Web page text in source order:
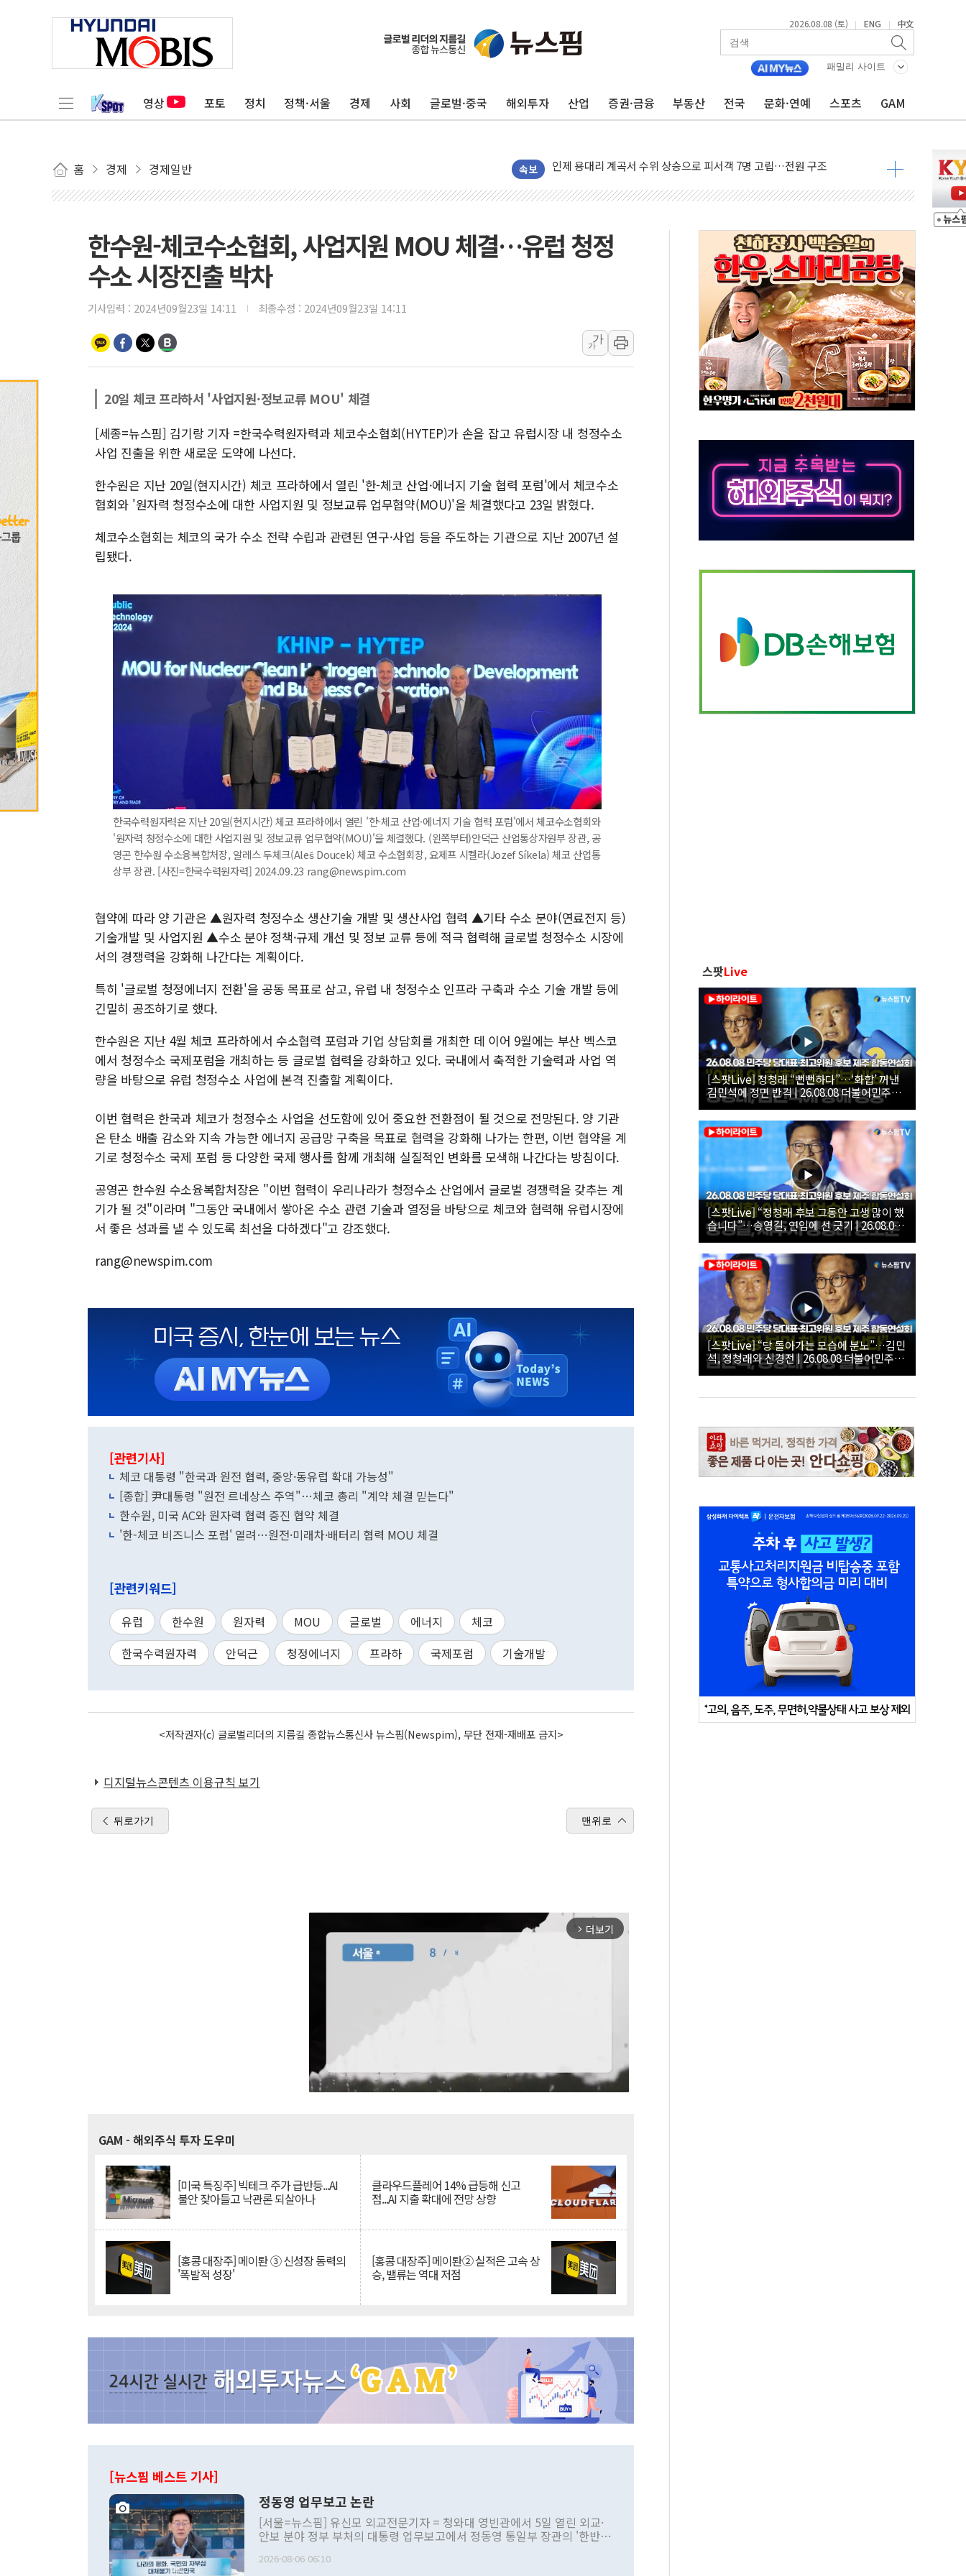
2026.08.08 (토) | ENG | 中文
패밀리 사이트
영상 포토 정치 정책·서울 경제 사회 글로벌·중국 해외투자 산업 증권·금융 부동산 전국 문화·연예 스포츠 GAM
홈 경제 경제일반 속보
'화합' 꺼낸 김민석에 '뻔뻔' 받아친 정청래…제주 연설서 신경전 고조
李대통령, ISA 개편 재검토 지시…與 "적극 환영"·野 "졸속 국정"
연일 폭염에 온열질환 사망 23명…정부, 비상대응기구 가동
中 전방위 아파트 부양, 수도 베이징도 부동산 규제 철폐
동해시, 11~14일 '별똥별 멍' 운영…페르세우스 유성우 관측
강원 중·남부 동해안 시간당 50mm 이상 폭우…호우경보 발효
폭염에 車 운전면허 기능시험 오전 집중 편성…체감온도 38도 넘으면 중단
李대통령, 'ISA·주가누르기 방지법' 전면 재검토 지시
'호우 특보' 경북 울진 시간당 20~30mm 강한 비...가뭄 해소될 듯
주말 무더위·열대야 지속…내륙 곳곳 소나기
오세훈 "용산공원 주택 검토, 민주당 스스로 원칙 뒤집는 것"
충북 주말 무더위 지속…청주·진천 35도, 곳곳 소나기
10월 보완수사권 폐지·공소청 출범…피해자들 '범죄 사각지대' 우려
한상협, 업계 개인정보 보안 새판 짠다…'자율규제단체' 타진
민주당, 오늘 제주·인천 경선 발표...김민석 '재역전' vs 정청래 '격차 확대'
뉴욕증시, 고용 쇼크에 금리 인상 우려 후퇴…S&P500 최고치
한수원-체코수소협회, 사업지원 MOU 체결…유럽 청정
수소 시장진출 박차
기사입력 : 2024년09월23일 14:11 최종수정 : 2024년09월23일 14:11
가
가
20일 체코 프라하서 '사업지원·정보교류 MOU' 체결
[세종=뉴스핌] 김기랑 기자 =한국수력원자력과 체코수소협회(HYTEP)가 손을 잡고 유럽시장 내 청정수소
사업 진출을 위한 새로운 도약에 나선다.
한수원은 지난 20일(현지시간) 체코 프라하에서 열린 '한-체코 산업·에너지 기술 협력 포럼'에서 체코수소
협회와 '원자력 청정수소에 대한 사업지원 및 정보교류 업무협약(MOU)'을 체결했다고 23일 밝혔다.
체코수소협회는 체코의 국가 수소 전략 수립과 관련된 연구·사업 등을 주도하는 기관으로 지난 2007년 설
립됐다.
한국수력원자력은 지난 20일(현지시간) 체코 프라하에서 열린 '한-체코 산업·에너지 기술 협력 포럼'에서 체코수소협회와
'원자력 청정수소에 대한 사업지원 및 정보교류 업무협약(MOU)'을 체결했다. (왼쪽부터)안덕근 산업통상자원부 장관, 공
영곤 한수원 수소융복합처장, 알레스 두체크(Aleš Doucek) 체코 수소협회장, 요제프 시켈라(Jozef Síkela) 체코 산업통
상부 장관. [사진=한국수력원자력] 2024.09.23 rang@newspim.com
협약에 따라 양 기관은 ▲원자력 청정수소 생산기술 개발 및 생산사업 협력 ▲기타 수소 분야(연료전지 등)
기술개발 및 사업지원 ▲수소 분야 정책·규제 개선 및 정보 교류 등에 적극 협력해 글로벌 청정수소 시장에
서의 경쟁력을 강화해 나간다는 계획이다.
특히 '글로벌 청정에너지 전환'을 공동 목표로 삼고, 유럽 내 청정수소 인프라 구축과 수소 기술 개발 등에
긴밀히 공조하기로 했다.
한수원은 지난 4월 체코 프라하에서 수소협력 포럼과 기업 상담회를 개최한 데 이어 9월에는 부산 벡스코
에서 청정수소 국제포럼을 개최하는 등 글로벌 협력을 강화하고 있다. 국내에서 축적한 기술력과 사업 역
량을 바탕으로 유럽 청정수소 사업에 본격 진출할 계획이다.
이번 협력은 한국과 체코가 청정수소 사업을 선도함에 있어 중요한 전환점이 될 것으로 전망된다. 양 기관
은 탄소 배출 감소와 지속 가능한 에너지 공급망 구축을 목표로 협력을 강화해 나가는 한편, 이번 협약을 계
기로 청정수소 국제 포럼 등 다양한 국제 행사를 함께 개최해 실질적인 변화를 모색해 나간다는 방침이다.
공영곤 한수원 수소융복합처장은 "이번 협력이 우리나라가 청정수소 산업에서 글로벌 경쟁력을 갖추는 계
기가 될 것"이라며 "그동안 국내에서 쌓아온 수소 관련 기술과 열정을 바탕으로 체코와 협력해 유럽시장에
서 좋은 성과를 낼 수 있도록 최선을 다하겠다"고 강조했다.
rang@newspim.com
[관련기사]
체코 대통령 "한국과 원전 협력, 중앙·동유럽 확대 가능성"
[종합] 尹대통령 "원전 르네상스 주역"…체코 총리 "계약 체결 믿는다"
한수원, 미국 AC와 원자력 협력 증진 협약 체결
'한-체코 비즈니스 포럼' 열려…원전·미래차·배터리 협력 MOU 체결
[관련키워드]
유럽 한수원 원자력 MOU 글로벌 에너지
체코
한국수력원자력
안덕근 청정에너지 프라하 국제포럼 기술개발
<저작권자(c) 글로벌리더의 지름길 종합뉴스통신사 뉴스핌(Newspim), 무단 전재-재배포 금지>
디지털뉴스콘텐츠 이용규칙 보기
뒤로가기 맨위로
arrow_forward_ios 더보기
GAM - 해외주식 투자 도우미
[미국 특징주] 빅테크 주가 급반등...AI
불안 잦아들고 낙관론 되살아나
클라우드플레어 14% 급등해 신고
점...AI 지출 확대에 전망 상향
[홍콩 대장주] 메이퇀 ③ 신성장 동력의
'폭발적 성장'
[홍콩 대장주] 메이퇀② 실적은 고속 상
승, 밸류는 역대 저점
[뉴스핌 베스트 기사]
정동영 업무보고 논란
[서울=뉴스핌] 유신모 외교전문기자 = 청와대 영빈관에서 5일 열린 외교·
안보 분야 정부 부처의 대통령 업무보고에서 정동영 통일부 장관의 '한반도
발언 중에는 정부 내 조율을 거치지 않은 사안을 정책으로 추진하겠다고 공
2026-08-06 06:10
스팟Live
[스팟Live] 정청래 “뻔뻔하다”…‘화합’ 꺼낸
김민석에 정면 반격 | 26.08.08 더불어민주당
당대표·최고위원 후보 제주 합동연설회
[스팟Live] “정청래 후보 그동안 고생 많이 했
습니다”…송영길, 연임에 선 긋기 | 26.08.08
더불어민주당 당대표·최고위원 후보 제주 합
동연설회
[스팟Live] “당 돌아가는 모습에 분노”…김민
석, 정청래와 신경전 | 26.08.08 더불어민주당
당대표·최고위원 후보 제주 합동연설회